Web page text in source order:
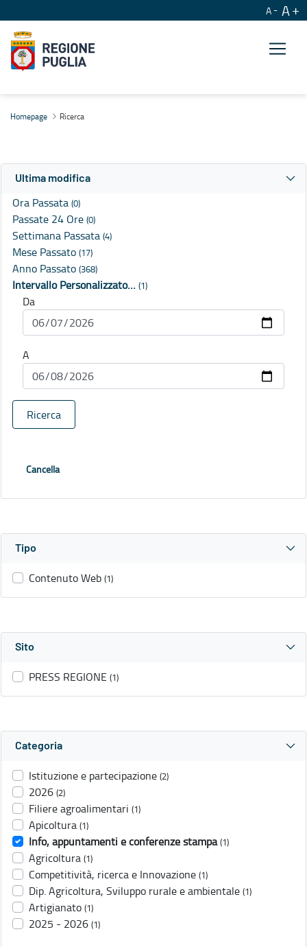
A A
Homepage Ricerca
Ultima modifica
Ora Passata (0)
Passate 24 Ore (0)
Settimana Passata (4)
Mese Passato (17)
Anno Passato (368)
Intervallo Personalizzato… (1)
Da
A
Ricerca
Cancella
Tipo
Contenuto Web (1)
Sito
PRESS REGIONE (1)
Categoria
Istituzione e partecipazione (2)
2026 (2)
Filiere agroalimentari (1)
Apicoltura (1)
Info, appuntamenti e conferenze stampa (1)
Agricoltura (1)
Competitività, ricerca e Innovazione (1)
Dip. Agricoltura, Sviluppo rurale e ambientale (1)
Artigianato (1)
2025 - 2026 (1)